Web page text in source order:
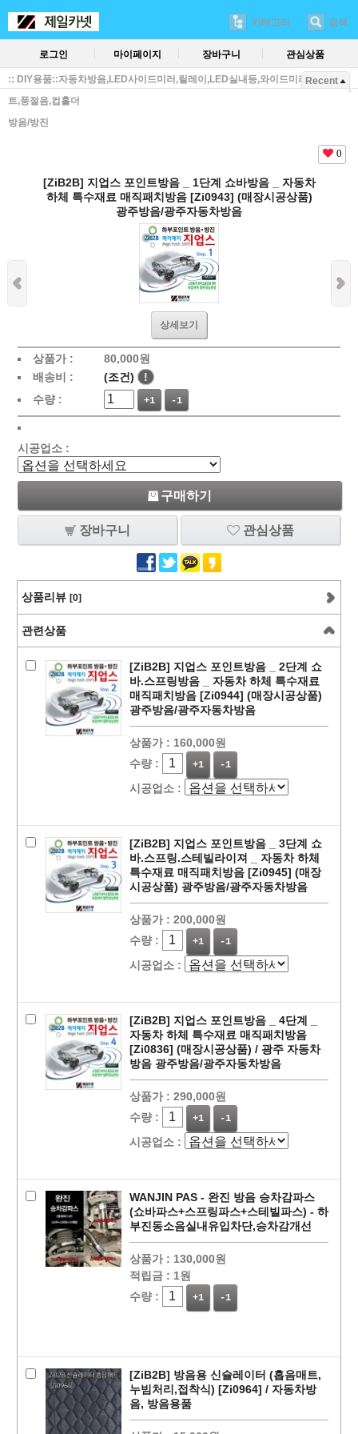
카테고리 검색
로그인 마이페이지 장바구니 관심상품
:: DIY용품::자동차방음,LED사이드미러,릴레이,LED실내등,와이드미러,방진매
트,풍절음,컵홀더
방음/방진
Recent
0
[ZiB2B] 지업스 포인트방음 _ 1단계 쇼바방음 _ 자동차
하체 특수재료 매직패치방음 [Zi0943] (매장시공상품)
광주방음/광주자동차방음
상세보기
상품가 : 80,000원
배송비 :
(조건)
!
수량 :
+1 -1
시공업소 :
구매하기
장바구니 관심상품
상품리뷰 [0]
관련상품
[ZiB2B] 지업스 포인트방음 _ 2단계 쇼
바.스프링방음 _ 자동차 하체 특수재료
매직패치방음 [Zi0944] (매장시공상품)
광주방음/광주자동차방음
상품가 : 160,000원
수량 :
+1 -1
시공업소 :
[ZiB2B] 지업스 포인트방음 _ 3단계 쇼
바.스프링.스테빌라이져 _ 자동차 하체
특수재료 매직패치방음 [Zi0945] (매장
시공상품) 광주방음/광주자동차방음
상품가 : 200,000원
수량 :
+1 -1
시공업소 :
[ZiB2B] 지업스 포인트방음 _ 4단계 _
자동차 하체 특수재료 매직패치방음
[Zi0836] (매장시공상품) / 광주 자동차
방음 광주방음/광주자동차방음
상품가 : 290,000원
수량 :
+1 -1
시공업소 :
WANJIN PAS - 완진 방음 승차감파스
(쇼바파스+스프링파스+스테빌파스) - 하
부진동소음실내유입차단,승차감개선
상품가 : 130,000원
적립금 : 1원
수량 :
+1 -1
[ZiB2B] 방음용 신슐레이터 (흡음매트,
누빔처리,접착식) [Zi0964] / 자동차방
음, 방음용품